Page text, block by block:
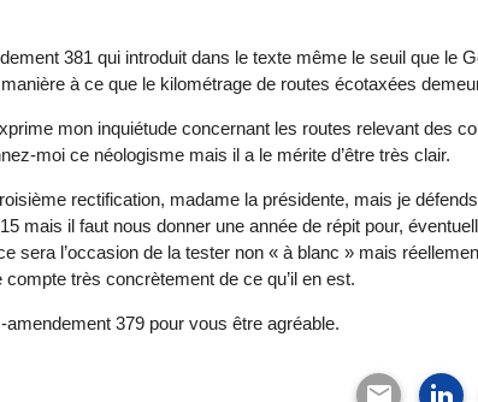
381 qui introduit dans le texte même le seuil que le
à ce que le kilométrage de routes écotaxées
mon inquiétude concernant les routes relevant des
moi ce néologisme mais il a le mérite d’être très clair.
rectification, madame la présidente, mais je
mais il faut nous donner une année de répit pour,
sera l’occasion de la tester non « à blanc » mais
très concrètement de ce qu’il en est.
379 pour vous être agréable.